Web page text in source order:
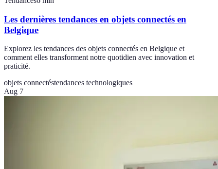
Les dernières tendances en objets connectés en
Belgique
Explorez les tendances des objets connectés en Belgique et
comment elles transforment notre quotidien avec innovation et
praticité.
objets connectéstendances technologiques
Aug 7